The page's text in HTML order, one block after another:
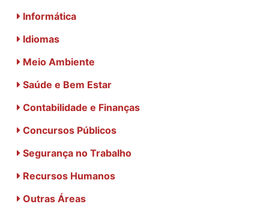
Informática
Idiomas
Meio Ambiente
Saúde e Bem Estar
Contabilidade e Finanças
Concursos Públicos
Segurança no Trabalho
Recursos Humanos
Outras Áreas